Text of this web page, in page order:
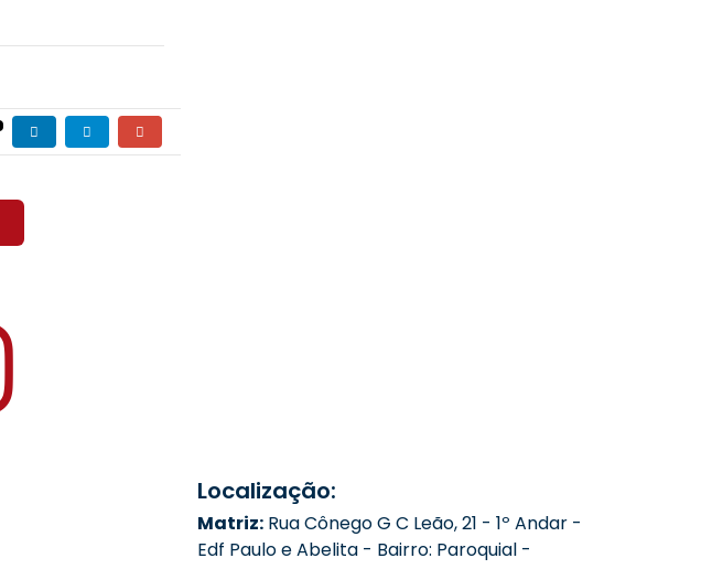
Localização:
Matriz: Rua Cônego G C Leão, 21 - 1º Andar -
Edf Paulo e Abelita - Bairro: Paroquial -